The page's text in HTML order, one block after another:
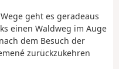
geht es geradeaus
einen Waldweg im Auge
dem Besuch der
zurückzukehren